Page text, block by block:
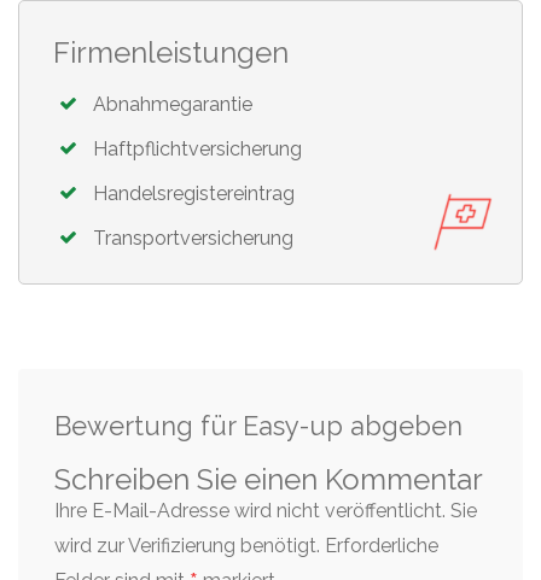
Firmenleistungen
Abnahmegarantie
Haftpflichtversicherung
Handelsregistereintrag
Transportversicherung
Bewertung für Easy-up abgeben
Schreiben Sie einen Kommentar
Ihre E-Mail-Adresse wird nicht veröffentlicht. Sie
wird zur Verifizierung benötigt. Erforderliche